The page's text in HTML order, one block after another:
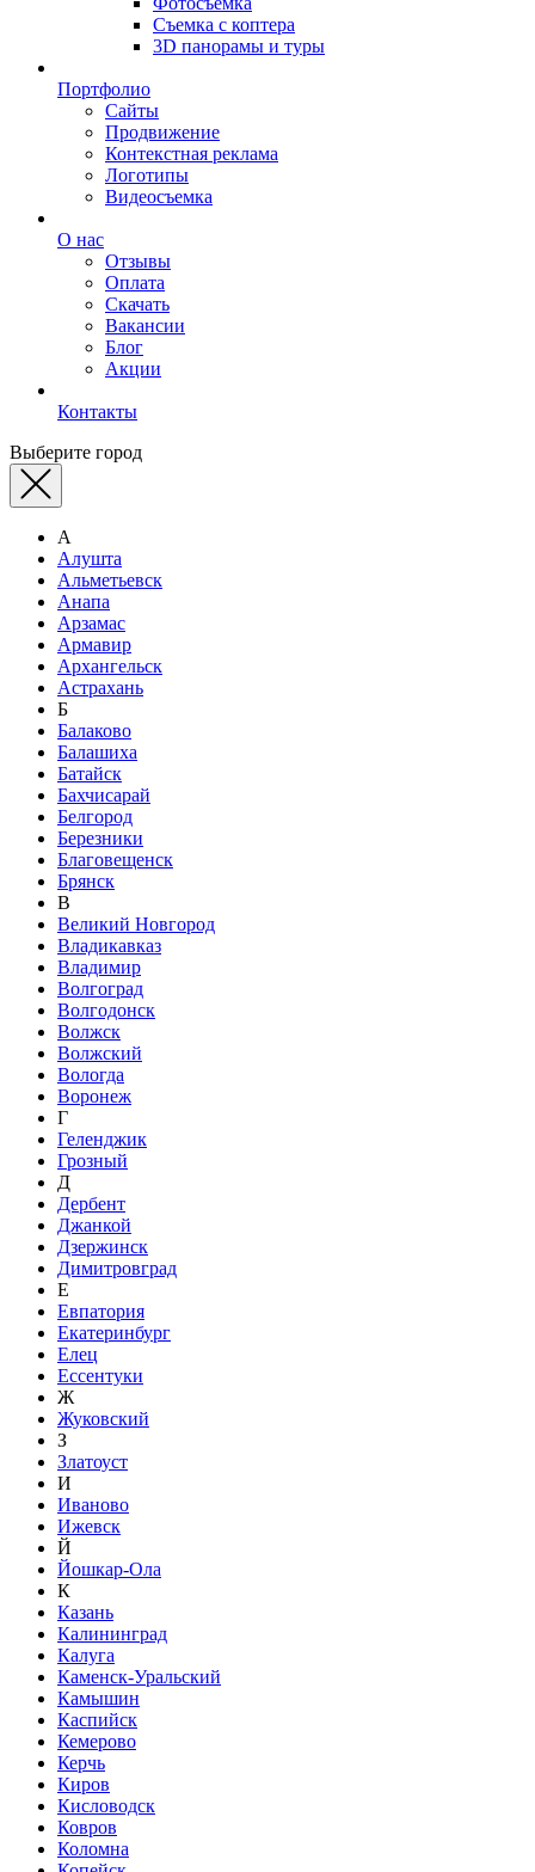
Съемка с коптера
3D панорамы и туры
Портфолио
Сайты
Продвижение
Контекстная реклама
Логотипы
Видеосъемка
О нас
Отзывы
Оплата
Скачать
Вакансии
Блог
Акции
Контакты
Выберите город
А
Алушта
Альметьевск
Анапа
Арзамас
Армавир
Архангельск
Астрахань
Б
Балаково
Балашиха
Батайск
Бахчисарай
Белгород
Березники
Благовещенск
Брянск
В
Великий Новгород
Владикавказ
Владимир
Волгоград
Волгодонск
Волжск
Волжский
Вологда
Воронеж
Г
Геленджик
Грозный
Д
Дербент
Джанкой
Дзержинск
Димитровград
Е
Евпатория
Екатеринбург
Елец
Ессентуки
Ж
Жуковский
З
Златоуст
И
Иваново
Ижевск
Й
Йошкар-Ола
К
Казань
Калининград
Калуга
Каменск-Уральский
Камышин
Каспийск
Кемерово
Керчь
Киров
Кисловодск
Ковров
Коломна